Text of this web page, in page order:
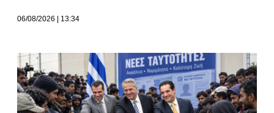
06/08/2026 13:34